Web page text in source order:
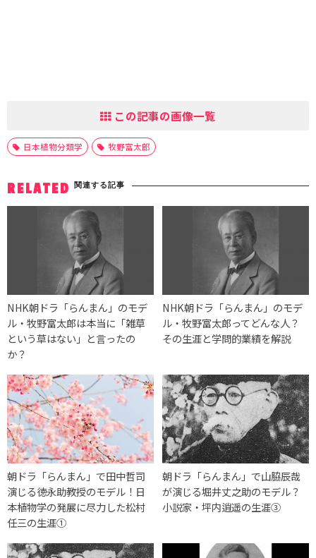
この記事の画像一覧
日本植物分類学 牧野富太郎
RELATED 関連する記事
NHK朝ドラ「らんまん」のモデ
ル・牧野富太郎は本当に「雑草
という草はない」と言ったの
か？
NHK朝ドラ「らんまん」のモデ
ル・牧野富太郎ってどんな人？
その生涯と学問的業績を解説
朝ドラ「らんまん」で田中哲司
演じる徳永助教授のモデル！日
本植物学の発展に尽力した松村
任三の生涯①
朝ドラ「らんまん」で山脇辰哉
が演じる堀井丈之助のモデル？
小説家・坪内逍遥の生涯③